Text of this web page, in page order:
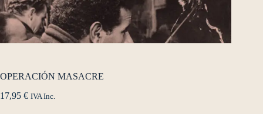
OPERACIÓN MASACRE
17,95 € IVA Inc.